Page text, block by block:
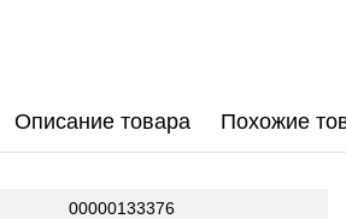
Описание товара Похожие
00000133376